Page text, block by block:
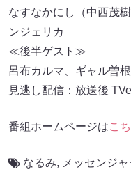
なすなかにし（中西茂
ンジェリカ
≪後半ゲスト≫
呂布カルマ、ギャル曽根
見逃し配信：放送後
番組ホームページはこ
なるみ, メッセンジャ